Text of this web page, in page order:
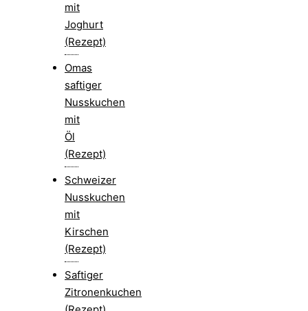
mit
Joghurt
(Rezept)
Omas
saftiger
Nusskuchen
mit
Öl
(Rezept)
Schweizer
Nusskuchen
mit
Kirschen
(Rezept)
Saftiger
Zitronenkuchen